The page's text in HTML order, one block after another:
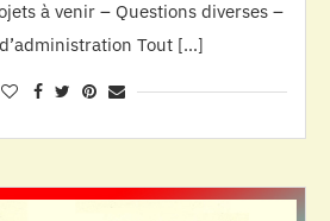
à venir – Questions diverses –
Tout […]